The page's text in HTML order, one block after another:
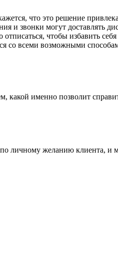
что это решение
и звонки могут доставлять
чтобы избавить себя
со всеми возможными
какой именно позволит
личному желанию клиента, и